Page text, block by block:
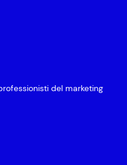
del marketing